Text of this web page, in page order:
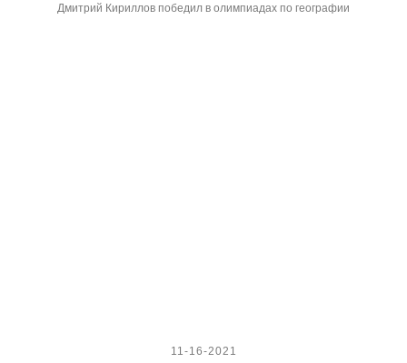
Дмитрий Кириллов победил в олимпиадах по географии
11-16-2021